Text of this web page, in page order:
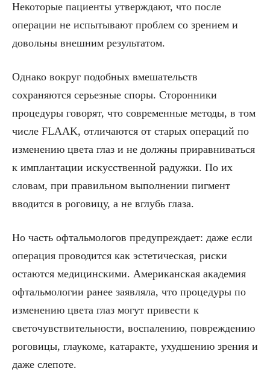
Некоторые пациенты утверждают, что после
операции не испытывают проблем со зрением и
довольны внешним результатом.
Однако вокруг подобных вмешательств
сохраняются серьезные споры. Сторонники
процедуры говорят, что современные методы, в том
числе FLAAK, отличаются от старых операций по
изменению цвета глаз и не должны приравниваться
к имплантации искусственной радужки. По их
словам, при правильном выполнении пигмент
вводится в роговицу, а не вглубь глаза.
Но часть офтальмологов предупреждает: даже если
операция проводится как эстетическая, риски
остаются медицинскими. Американская академия
офтальмологии ранее заявляла, что процедуры по
изменению цвета глаз могут привести к
светочувствительности, воспалению, повреждению
роговицы, глаукоме, катаракте, ухудшению зрения и
даже слепоте.